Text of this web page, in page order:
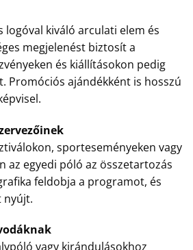
logóval kiváló arculati elem és
megjelenést biztosít a
és kiállításokon pedig
Promóciós ajándékként is hosszú
sporteseményeken vagy
az egyedi póló az összetartozás
feldobja a programot, és
nyújt.
vagy kirándulásokhoz